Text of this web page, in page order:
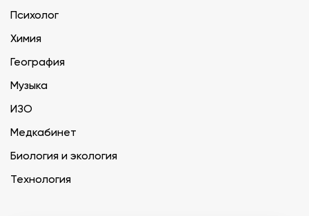
Психолог
Химия
География
Музыка
ИЗО
Медкабинет
Биология и экология
Технология